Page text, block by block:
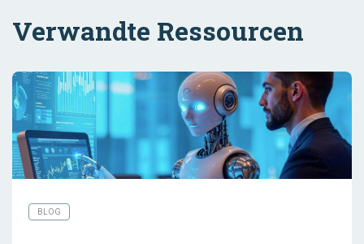
Verwandte Ressourcen
BLOG